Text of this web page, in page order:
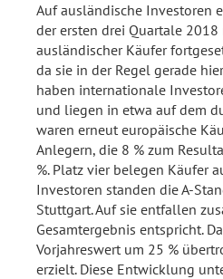
Auf ausländische Investoren
der ersten drei Quartale
ausländischer Käufer
da sie in der Regel gerade
haben internationale
und liegen in etwa auf dem
waren erneut europäische
Anlegern, die 8 % zum
%. Platz vier belegen Käufer
Investoren standen die A-
Stuttgart. Auf sie entfallen
Gesamtergebnis entspricht.
Vorjahreswert um 25 %
erzielt. Diese Entwicklung